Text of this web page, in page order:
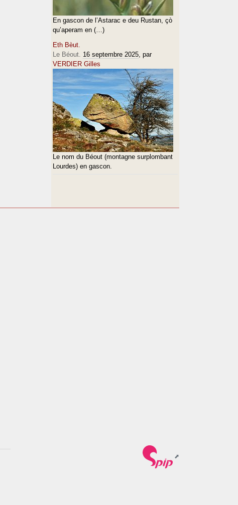
En gascon de l’Astarac e deu Rustan, çò
qu’aperam en (…)
Eth Bèut.
Le Béout. 16 septembre 2025, par
VERDIER Gilles
Le nom du Béout (montagne surplombant
Lourdes) en gascon.